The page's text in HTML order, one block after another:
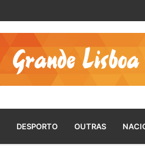
DESPORTO OUTRAS